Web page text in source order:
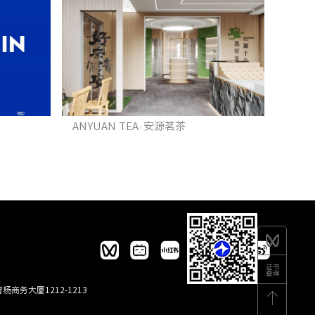
ANYUAN TEA·安源茗茶
小空间 大享受
杨商务大厦1212-1213